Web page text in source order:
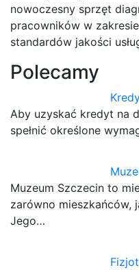
nowoczesny sprzęt
pracowników w
standardów jakości
Polecamy
Aby uzyskać kredyt na
spełnić określone
Muzeum Szczecin to
zarówno mieszkańców,
Jego…